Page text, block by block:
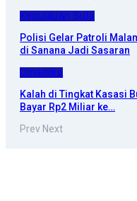
Kepulauan Sula
Polisi Gelar Patroli
di Sanana Jadi Sasaran
Dinamika
Kalah di Tingkat Kasasi
Bayar Rp2 Miliar ke…
Prev Next